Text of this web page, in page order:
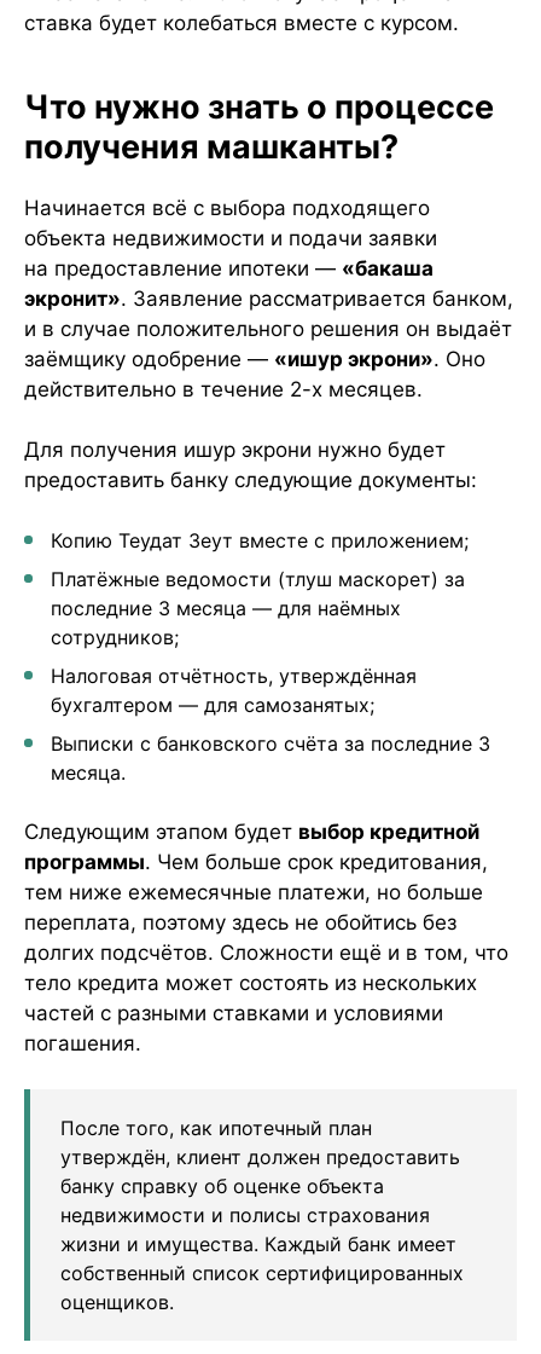
ставка будет колебаться вместе с курсом.
Что нужно знать о процессе
получения машканты?
Начинается всё с выбора подходящего
объекта недвижимости и подачи заявки
на предоставление ипотеки — «бакаша
экронит». Заявление рассматривается банком,
и в случае положительного решения он выдаёт
заёмщику одобрение — «ишур экрони». Оно
действительно в течение 2-х месяцев.
Для получения ишур экрони нужно будет
предоставить банку следующие документы:
Копию Теудат Зеут вместе с приложением;
Платёжные ведомости (тлуш маскорет) за
последние 3 месяца — для наёмных
сотрудников;
Налоговая отчётность, утверждённая
бухгалтером — для самозанятых;
Выписки с банковского счёта за последние 3
месяца.
Следующим этапом будет выбор кредитной
программы. Чем больше срок кредитования,
тем ниже ежемесячные платежи, но больше
переплата, поэтому здесь не обойтись без
долгих подсчётов. Сложности ещё и в том, что
тело кредита может состоять из нескольких
частей с разными ставками и условиями
погашения.
После того, как ипотечный план
утверждён, клиент должен предоставить
банку справку об оценке объекта
недвижимости и полисы страхования
жизни и имущества. Каждый банк имеет
собственный список сертифицированных
оценщиков.